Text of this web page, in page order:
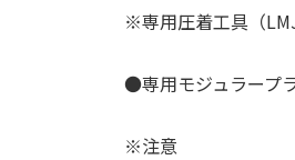
※専用圧着工具（
●専用モジュラープ
※注意